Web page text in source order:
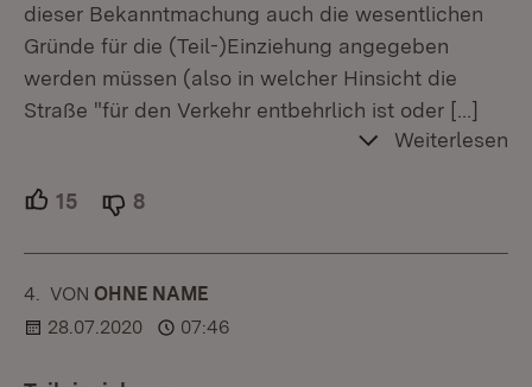
dieser Bekanntmachung auch die wesentlichen
Gründe für die (Teil-)Einziehung angegeben
werden müssen (also in welcher Hinsicht die
Straße "für den Verkehr entbehrlich ist oder […]
Weiterlesen
15 Unterstützer.
8
4. KOMMENTAR
VON :OHNE NAME
28.07.2020
07:46